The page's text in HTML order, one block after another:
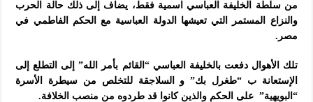
من سلطة الخليفة العباسي اسمية فقط، يضاف إلى ذلك حالة الحرب
والنزاع المستمر التي تعيشها الدولة العباسية مع الحكم الفاطمي في
مصر.
تلك الأهوال دفعت بالخليفة العباسي “القائم بأمر الله” إلى التطلع إلى
الإستعانة ب “طغرل بك” و السلاجقة للتخلص من سيطرة الأسرة
“البويهية” على الحكم والذين كانوا قد طردوه من منصب الخلافة.